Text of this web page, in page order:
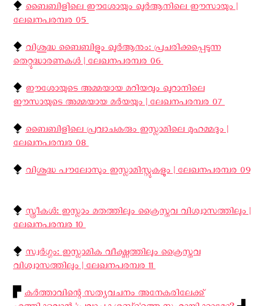
⧪ ബൈബിളിലെ ഈശോയും ഖുർആനിലെ ഈസായും |
ലേഖനപരമ്പര 05 ‍
⧪ വിശുദ്ധ ബൈബിളും ഖുര്‍ആനും: പ്രചരിക്കപ്പെടുന്ന
തെറ്റുദ്ധാരണകൾ | ലേഖനപരമ്പര 06 ‍
⧪ ഈശോയുടെ അമ്മയായ മറിയവും ഖുറാനിലെ
ഈസായുടെ അമ്മയായ മർയയും | ലേഖനപരമ്പര 07 ‍
⧪ ബൈബിളിലെ പ്രവാചകരും ഇസ്ലാമിലെ മുഹമ്മദും |
ലേഖനപരമ്പര 08 ‍
⧪ വിശുദ്ധ പൗലോസും ഇസ്ലാമിസ്റ്റുകളും | ലേഖനപരമ്പര 09
⧪ സ്ത്രീകള്‍: ഇസ്ലാം മതത്തിലും ക്രൈസ്തവ വിശ്വാസത്തിലും |
ലേഖനപരമ്പര 10 ‍
⧪ സ്വർഗ്ഗം: ഇസ്ലാമിക വീക്ഷ്ണത്തിലും ക്രൈസ്തവ
വിശ്വാസത്തിലും | ലേഖനപരമ്പര 11 ‍
▛ കര്‍ത്താവിന്റെ സത്യവചനം അനേകരിലേക്ക്